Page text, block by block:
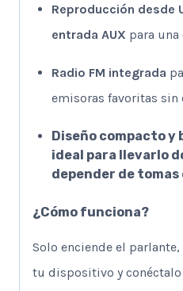
Reproducción desde
entrada AUX para
Radio FM integrada
emisoras favoritas sin
Diseño compacto
ideal para llevarlo
depender de
¿Cómo funciona?
Solo enciende el
tu dispositivo y